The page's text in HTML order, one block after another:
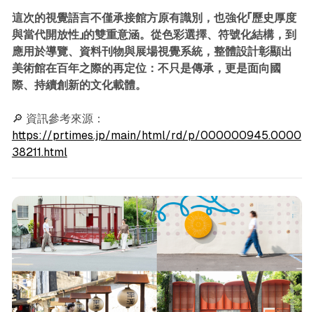
這次的視覺語言不僅承接館方原有識別，也強化「歷史厚度
與當代開放性」的雙重意涵。從色彩選擇、符號化結構，到
應用於導覽、資料刊物與展場視覺系統，整體設計彰顯出
美術館在百年之際的再定位：不只是傳承，更是面向國
際、持續創新的文化載體。
🔎 資訊參考來源：
https://prtimes.jp/main/html/rd/p/000000945.0000
38211.html